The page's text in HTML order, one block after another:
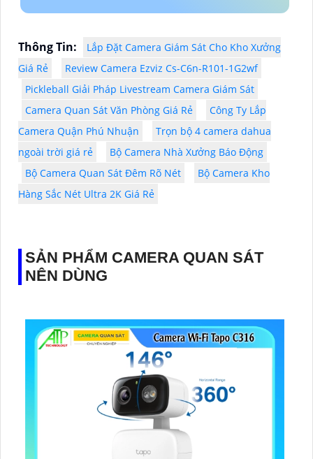
Thông Tin:
Lắp Đặt Camera Giám Sát Cho Kho Xưởng
Giá Rẻ
Review Camera Ezviz Cs-C6n-R101-1G2wf
Pickleball Giải Pháp Livestream Camera Giám Sát
Camera Quan Sát Văn Phòng Giá Rẻ
Công Ty Lắp
Camera Quận Phú Nhuận
Trọn bộ 4 camera dahua
ngoài trời giá rẻ
Bộ Camera Nhà Xưởng Báo Động
Bộ Camera Quan Sát Đêm Rõ Nét
Bộ Camera Kho
Hàng Sắc Nét Ultra 2K Giá Rẻ
SẢN PHẨM CAMERA QUAN SÁT
NÊN DÙNG